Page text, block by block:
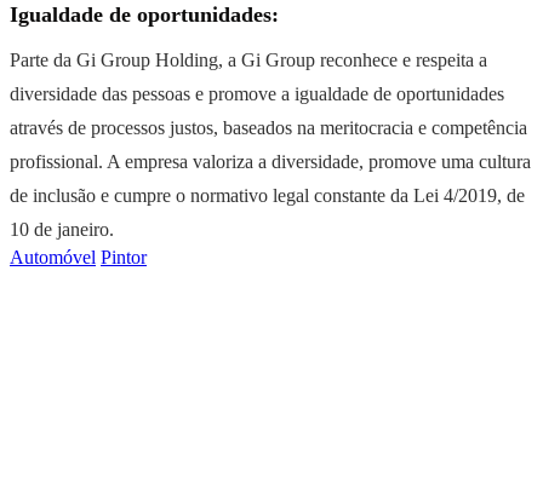
Igualdade de oportunidades:
Parte da Gi Group Holding, a Gi Group reconhece e respeita a
diversidade das pessoas e promove a igualdade de oportunidades
através de processos justos, baseados na meritocracia e competência
profissional. A empresa valoriza a diversidade, promove uma cultura
de inclusão e cumpre o normativo legal constante da Lei 4/2019, de
10 de janeiro.
Automóvel Pintor